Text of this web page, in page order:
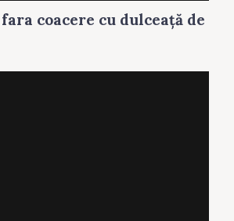
coacere cu dulceaţă de